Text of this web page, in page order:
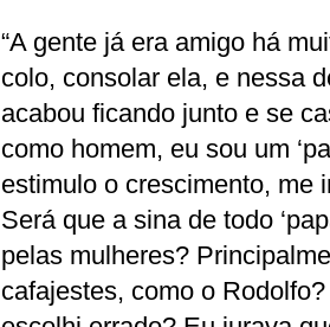
“A gente já era amigo há
colo, consolar ela, e nessa
acabou ficando junto e se
como homem, eu sou um
estimulo o crescimento, me
Será que a sina de todo
pelas mulheres?
cafajestes, como o